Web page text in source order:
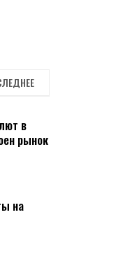
в
рынок
на